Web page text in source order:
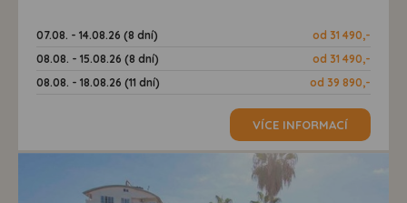
07.08. - 14.08.26 (8 dní)
od 31 490,-
08.08. - 15.08.26 (8 dní)
od 31 490,-
08.08. - 18.08.26 (11 dní)
od 39 890,-
VÍCE INFORMACÍ